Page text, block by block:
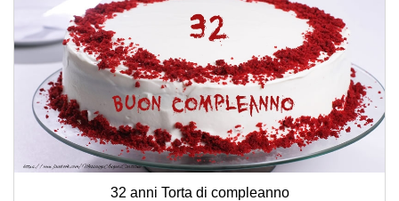
32 anni Torta di compleanno